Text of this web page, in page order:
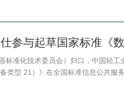
参与起草国家标准《
标准化技术委员会）归口，中国轻
类型 21）》在全国标准信息公共